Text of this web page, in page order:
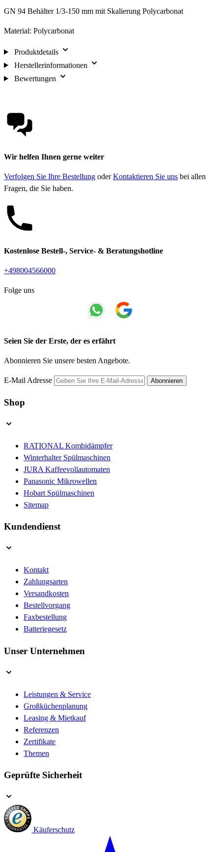
GN 94 Behälter 1/3-150 mm mit Skalierung Polycarbonat
Material: Polycarbonat
Produktdetails
Herstellerinformationen
Bewertungen
Wir helfen Ihnen gerne weiter
Verfolgen Sie Ihre Bestellung oderKontaktieren Sie uns bei allen
Fragen, die Sie haben.
Kostenlose Bestell-, Service- & Beratungshotline
+498004566000
Folge uns
Seien Sie der Erste, der es erfährt
Abonnieren Sie unsere besten Angebote.
E-Mail Adresse Abonnieren
Shop
RATIONAL Kombidämpfer
Winterhalter Spülmaschinen
JURA Kaffeevollautomaten
Panasonic Mikrowellen
Hobart Spülmaschinen
Sitemap
Kundendienst
Kontakt
Zahlungsarten
Versandkosten
Bestellvorgang
Faxbestellung
Batteriegesetz
Unser Unternehmen
Leistungen & Service
Großküchenplanung
Leasing & Mietkauf
Referenzen
Zertifikate
Themen
Geprüfte Sicherheit
Käuferschutz